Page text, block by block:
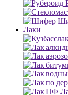
Лаки